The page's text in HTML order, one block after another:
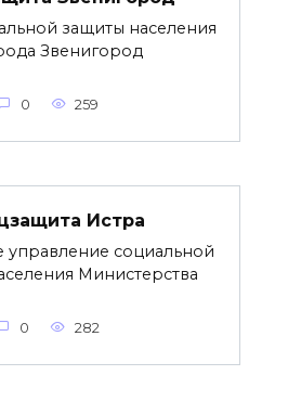
защиты населения
Звенигород
0 259
Истра
управление социальной
Министерства
0 282